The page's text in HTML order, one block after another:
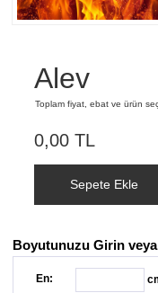
Alev
Toplam fiyat, ebat ve ürün
0,00 TL
Sepete Ekle
Boyutunuzu Girin
En: